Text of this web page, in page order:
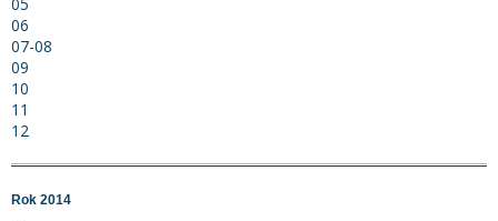
06
07-08
09
10
11
12
Rok 2014